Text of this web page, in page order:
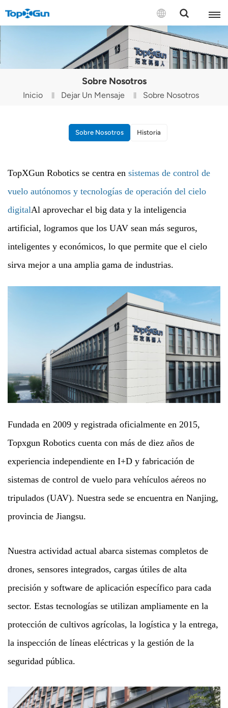
CONTÁCTENOS
English
Español
Português(Portugal)
Türkçe
Sobre Nosotros
Inicio Dejar Un Mensaje Sobre Nosotros
Sobre Nosotros Historia
TopXGun Robotics se centra en sistemas de control de
vuelo autónomos y tecnologías de operación del cielo
digitalAl aprovechar el big data y la inteligencia
artificial, logramos que los UAV sean más seguros,
inteligentes y económicos, lo que permite que el cielo
sirva mejor a una amplia gama de industrias.
Fundada en 2009 y registrada oficialmente en 2015,
Topxgun Robotics cuenta con más de diez años de
experiencia independiente en I+D y fabricación de
sistemas de control de vuelo para vehículos aéreos no
tripulados (UAV). Nuestra sede se encuentra en Nanjing,
provincia de Jiangsu.
Nuestra actividad actual abarca sistemas completos de
drones, sensores integrados, cargas útiles de alta
precisión y software de aplicación específico para cada
sector. Estas tecnologías se utilizan ampliamente en la
protección de cultivos agrícolas, la logística y la entrega,
la inspección de líneas eléctricas y la gestión de la
seguridad pública.